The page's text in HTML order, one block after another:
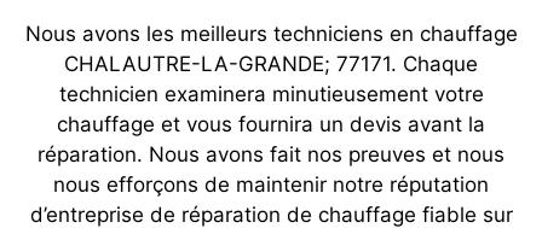
Nous avons les meilleurs techniciens en chauffage
CHALAUTRE-LA-GRANDE; 77171. Chaque
technicien examinera minutieusement votre
chauffage et vous fournira un devis avant la
réparation. Nous avons fait nos preuves et nous
nous efforçons de maintenir notre réputation
d’entreprise de réparation de chauffage fiable sur